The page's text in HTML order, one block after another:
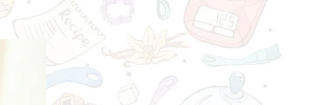
Oppskrifter
Tips & Triks
STIKKEORD